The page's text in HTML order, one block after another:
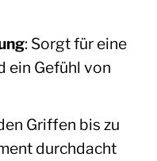
: Sorgt für eine
ein Gefühl von
Griffen bis zu
durchdacht